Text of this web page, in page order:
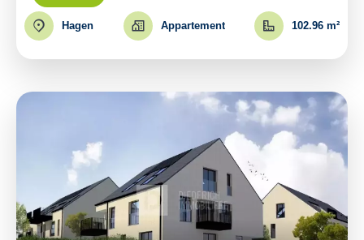
Hagen Appartement 102.96 m²